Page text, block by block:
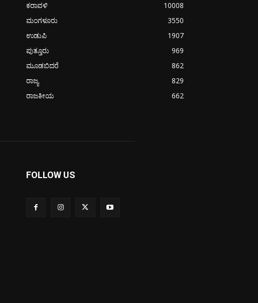
ಕರಾವಳಿ
10008
ಮಂಗಳೂರು
3550
ಉಡುಪಿ
1907
ಪುತ್ತೂರು
969
ಮೂಡಬಿದರೆ
862
ರಾಜ್ಯ
829
ರಾಜಕೀಯ
662
FOLLOW US